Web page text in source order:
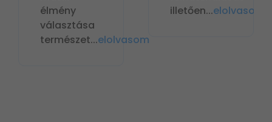
élmény
választása
természet...elolvasom
illetően...elolvasom